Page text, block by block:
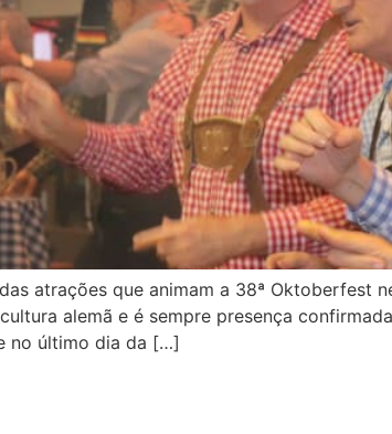
atrações que animam a 38ª
alemã e é sempre presença
no último dia da […]